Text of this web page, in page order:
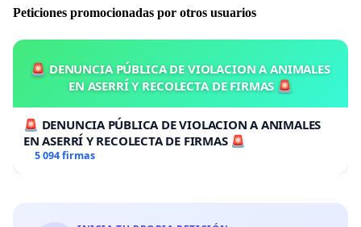
Peticiones promocionadas por otros usuarios
🚨 DENUNCIA PÚBLICA DE VIOLACION A ANIMALES
EN ASERRÍ Y RECOLECTA DE FIRMAS 🚨
🚨 DENUNCIA PÚBLICA DE VIOLACION A ANIMALES
EN ASERRÍ Y RECOLECTA DE FIRMAS 🚨
5 094 firmas